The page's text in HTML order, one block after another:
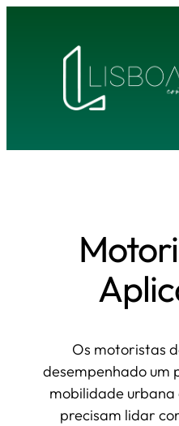
conteúdo
Os motoristas
desempenhado um
mobilidade urbana
precisam lidar